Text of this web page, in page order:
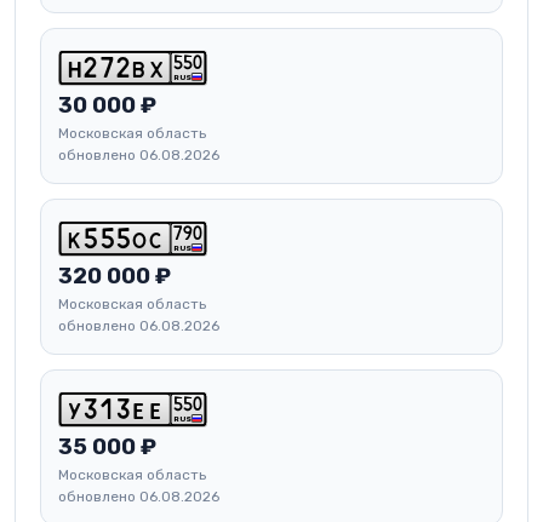
h 2 7 2 b x RUS
550
30 000 ₽
Московская область
обновлено 06.08.2026
k 5 55oc RUS
790
320 000 ₽
Московская область
обновлено 06.08.2026
y 3 1 3 e e RUS
550
35 000 ₽
Московская область
обновлено 06.08.2026